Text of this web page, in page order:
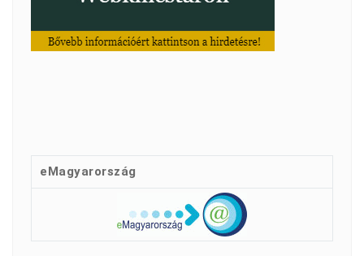
eMagyarország